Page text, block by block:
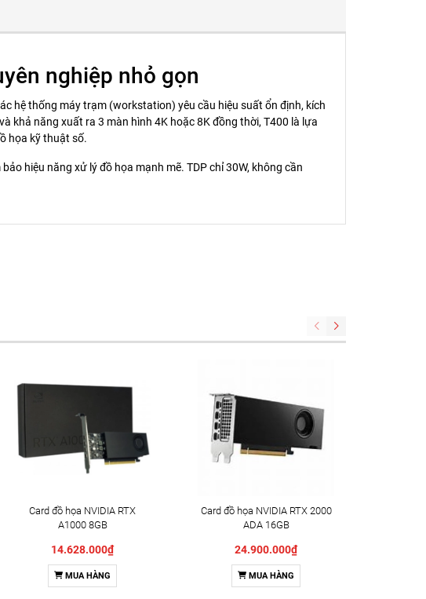
nghiệp nhỏ gọn
hệ thống máy trạm (workstation) yêu cầu hiệu suất ổn định, kích
khả năng xuất ra 3 màn hình 4K hoặc 8K đồng thời, T400 là lựa
họa kỹ thuật số.
hiệu năng xử lý đồ họa mạnh mẽ. TDP chỉ 30W, không cần
Card đồ họa NVIDIA RTX
A1000 8GB
14.628.000₫
MUA HÀNG
Card đồ họa NVIDIA RTX 2000
ADA 16GB
24.900.000₫
MUA HÀNG